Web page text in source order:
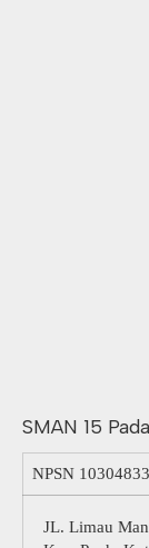
SMAN 15
NPSN 10304833
JL. Limau